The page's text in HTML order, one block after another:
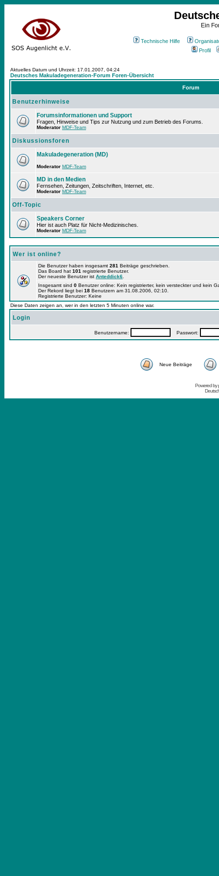
Ein
Technische Hilfe
Profil
Aktuelles Datum und Uhrzeit: 17.01.2007, 04:24
Deutsches Makuladegeneration-Forum Foren-Übersicht
Forum
Benutzerhinweise
Forumsinformationen und Support
Fragen, Hinweise und Tips zur Nutzung und zum Betrieb des Forums.
Moderator MDF-Team
Diskussionsforen
Makuladegeneration (MD)
Moderator MDF-Team
MD in den Medien
Fernsehen, Zeitungen, Zeitschriften, Internet, etc.
Moderator MDF-Team
Off-Topic
Speakers Corner
Hier ist auch Platz für Nicht-Medizinisches.
Moderator MDF-Team
Wer ist online?
Die Benutzer haben insgesamt 281 Beiträge geschrieben.
Das Board hat 101 registrierte Benutzer.
Der neueste Benutzer ist Anteddick6
Insgesamt sind 0 Benutzer online: Kein registrierter, kein versteckter und kein
Der Rekord liegt bei 18 Benutzern am 31.08.2006, 02:10.
Registrierte Benutzer: Keine
Diese Daten zeigen an, wer in den letzten 5 Minuten online war.
Login
Benutzername: Passwort:
Neue Beiträge
Powered by